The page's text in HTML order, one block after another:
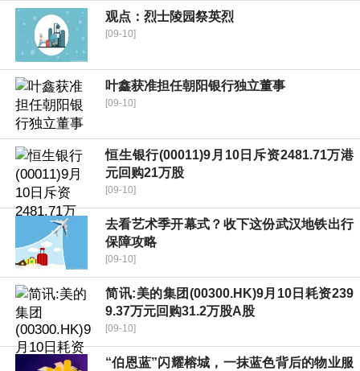
观点：烈士陵园祭英烈
[09-10]
叶鑫获准担任朝阳银行独立董事
[09-10]
恒生银行(00011)9月10日斥资2481.71万港
元回购21万股
[09-10]
去看艺术季开幕式？收下这份武汉地铁出行
保障攻略
[09-10]
简讯:美的集团(00300.HK)9月10日耗资239
9.37万元回购31.2万股A股
[09-10]
“伯恩蓝”闪耀榕城，一抹蓝色背后的物业服